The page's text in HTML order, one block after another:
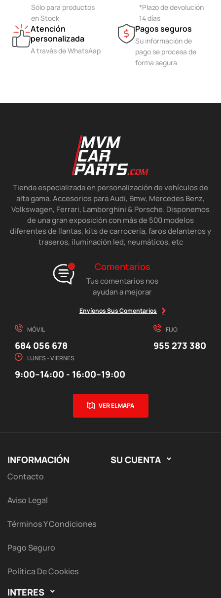
Sólo para productos
en Stock
*Plazo de devolución
14 días
Atención
personalizada
A través de WhatsAap
Pagos seguros
Su información de
pago se procesa de
forma segura
Tienda especializada en personalización de vehículos de
alta gama. Accesorios para Audi, Bmw, Mercedes Benz,
Volkswagen, Ferrari, Lamborghini & Porsche. Disponemos
de una gran exposición con más de 500 modelos
diferentes de llantas, kits de carrocería, faros delanteros y
traseros, iluminación led, neumáticos, etc
Comentarios
Tus comentarios nos
ayudan a mejorar
Envíenos Sus Comentarios
MÓVIL
684 056 678
FIJO
955 273 380
LUNES - VIERNES
9:00–14:00 - 16:00–19:00
VER EL MAPA
INFORMACIÓN
Contacto
Aviso Legal
Términos Y Condiciones
Pago Seguro
Política De Cookies
SU CUENTA 
INTERES 